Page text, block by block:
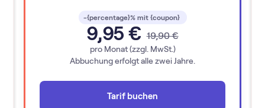
-{percentage}% mit {coupon}
19,90 €
9,95 €
pro Monat (zzgl. MwSt.)
Abbuchung erfolgt alle zwei Jahre.
Tarif buchen